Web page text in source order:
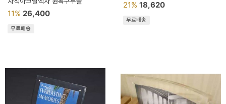
품
침
11% 26,400
무료배송
21% 18,620
무료배송